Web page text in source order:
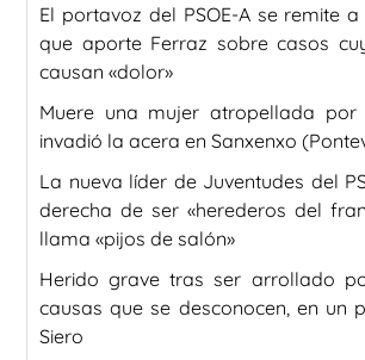
El portavoz del PSOE-A se remite
que aporte Ferraz sobre casos
causan «dolor»
Muere una mujer atropellada por
invadió la acera en Sanxenxo
La nueva líder de Juventudes del
derecha de ser «herederos del
llama «pijos de salón»
Herido grave tras ser arrollado
causas que se desconocen, en un
Siero